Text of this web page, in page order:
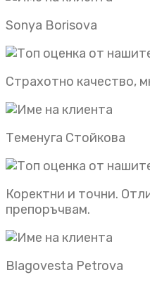
Sonya Borisova
Страхотно качество,
Теменуга Стойкова
Коректни и точни.
препоръчвам.
Blagovesta Petrova